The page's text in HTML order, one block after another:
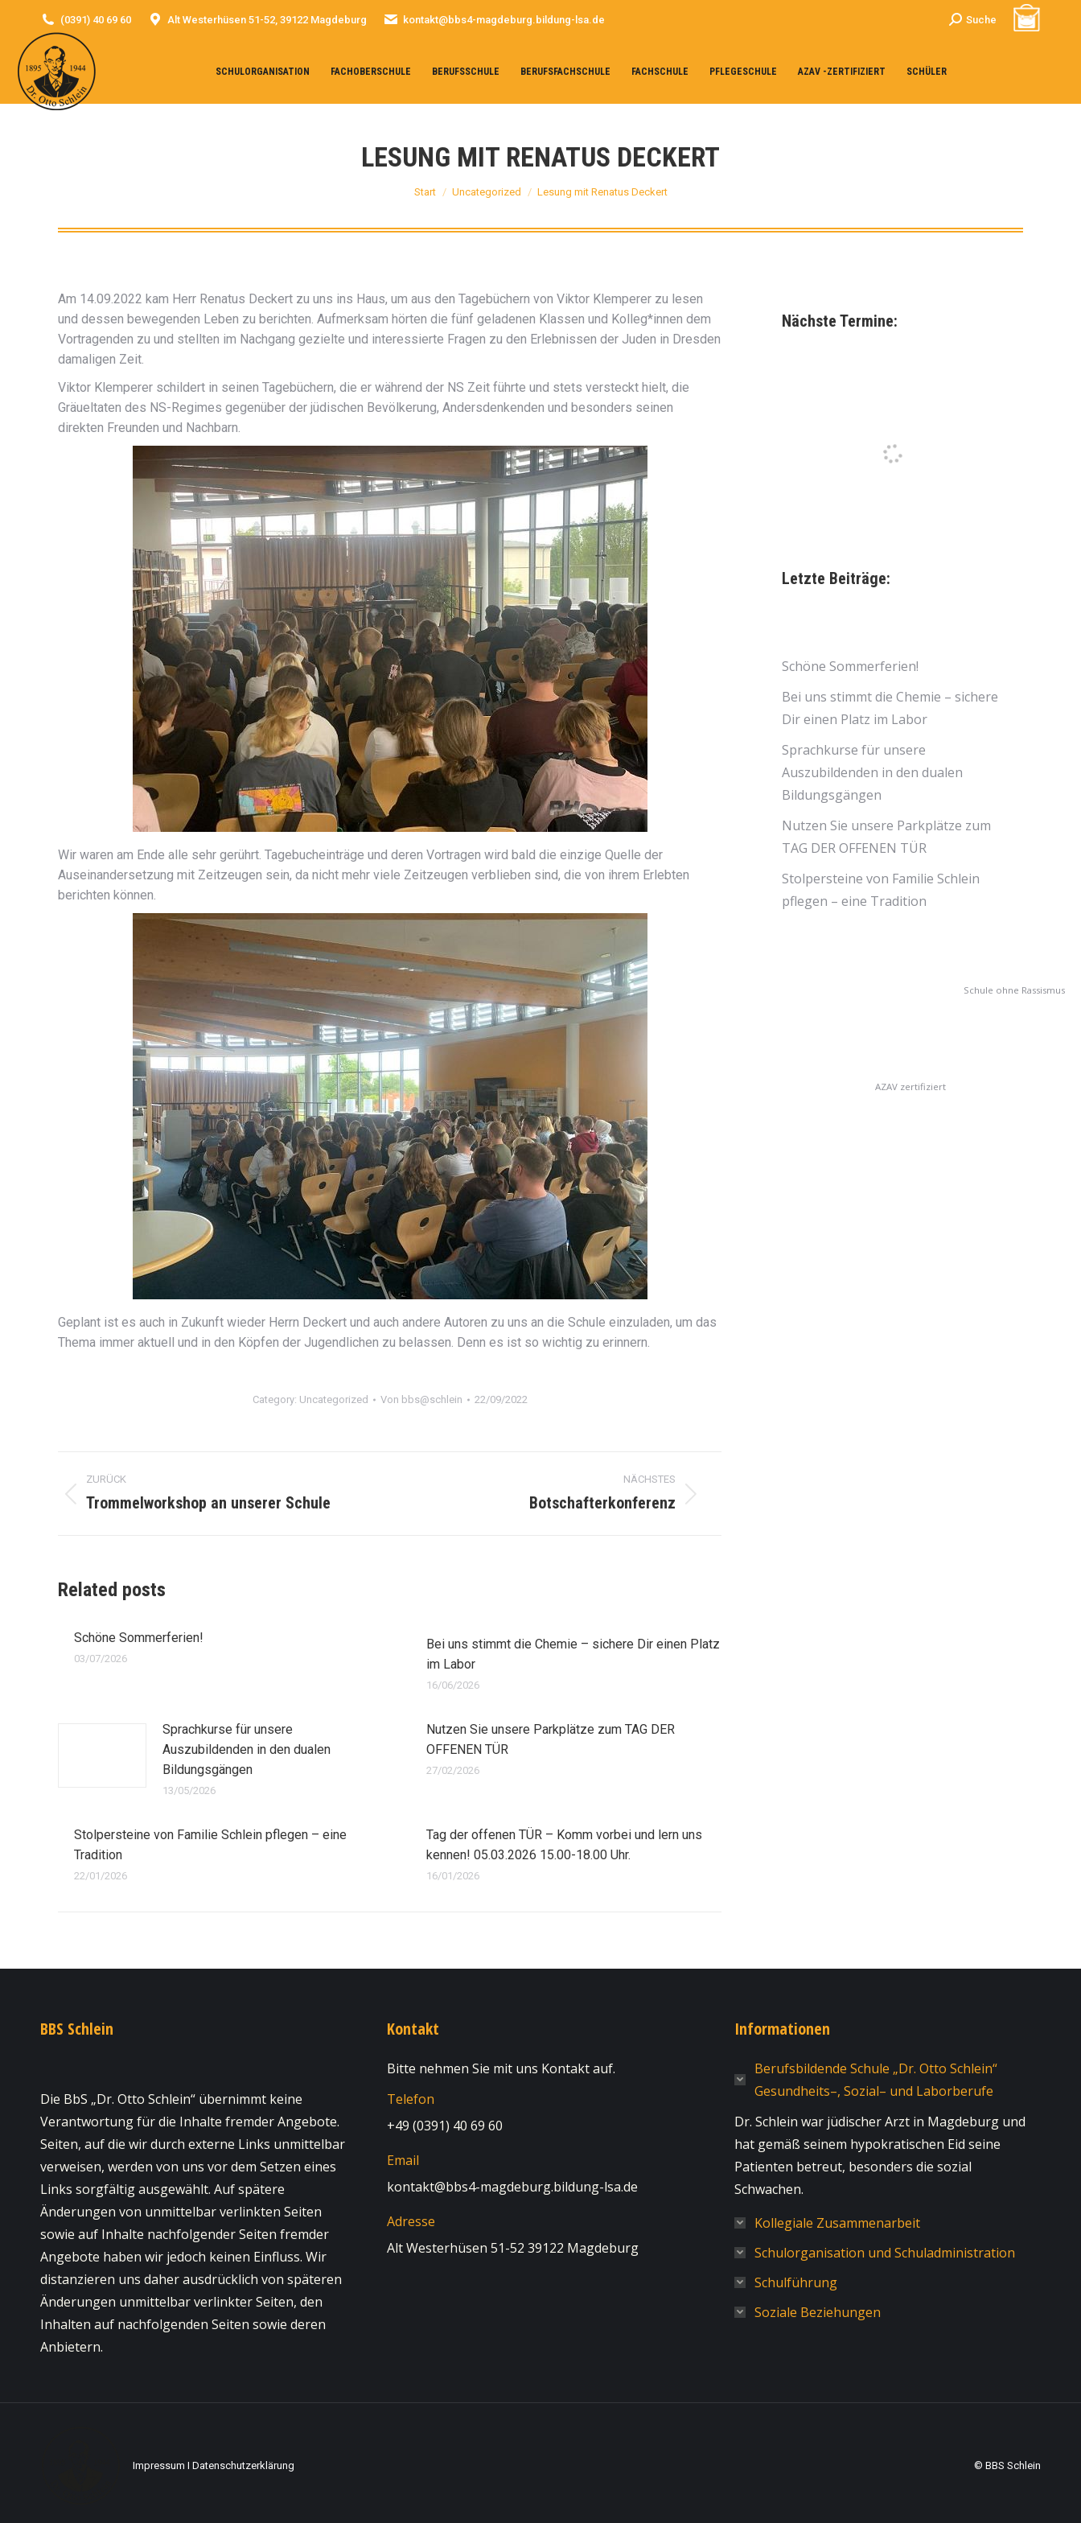
(0391) 40 69 60 Alt Westerhüsen 51-52, 39122 Magdeburg kontakt@bbs4-magdeburg.bildung-lsa.de Search:
Suche
SCHULORGANISATION FACHOBERSCHULE BERUFSSCHULE BERUFSFACHSCHULE FACHSCHULE PFLEGESCHULE AZAV -ZERTIFIZIERT SCHÜLER
LESUNG MIT RENATUS DECKERT
Sie befinden sich hier:
Start Uncategorized Lesung mit Renatus Deckert
Am 14.09.2022 kam Herr Renatus Deckert zu uns ins Haus, um aus den Tagebüchern von Viktor Klemperer zu lesen
und dessen bewegenden Leben zu berichten. Aufmerksam hörten die fünf geladenen Klassen und Kolleg*innen dem
Vortragenden zu und stellten im Nachgang gezielte und interessierte Fragen zu den Erlebnissen der Juden in Dresden
damaligen Zeit.
Viktor Klemperer schildert in seinen Tagebüchern, die er während der NS Zeit führte und stets versteckt hielt, die
Gräueltaten des NS-Regimes gegenüber der jüdischen Bevölkerung, Andersdenkenden und besonders seinen
direkten Freunden und Nachbarn.
Wir waren am Ende alle sehr gerührt. Tagebucheinträge und deren Vortragen wird bald die einzige Quelle der
Auseinandersetzung mit Zeitzeugen sein, da nicht mehr viele Zeitzeugen verblieben sind, die von ihrem Erlebten
berichten können.
Geplant ist es auch in Zukunft wieder Herrn Deckert und auch andere Autoren zu uns an die Schule einzuladen, um das
Thema immer aktuell und in den Köpfen der Jugendlichen zu belassen. Denn es ist so wichtig zu erinnern.
Category: Uncategorized Von bbs@schlein 22/09/2022
Kommentarnavigation
ZURÜCK
Vorheriger
Trommelworkshop an unserer Schule
NÄCHSTES
Botschafterkonferenz
Related posts
Schöne Sommerferien!
03/07/2026
Bei uns stimmt die Chemie – sichere Dir einen Platz
im Labor
16/06/2026
Sprachkurse für unsere
Auszubildenden in den dualen
Bildungsgängen
13/05/2026
Nutzen Sie unsere Parkplätze zum TAG DER
OFFENEN TÜR
27/02/2026
Stolpersteine von Familie Schlein pflegen – eine
Tradition
22/01/2026
Tag der offenen TÜR – Komm vorbei und lern uns
kennen! 05.03.2026 15.00-18.00 Uhr.
16/01/2026
Nächste Termine:
Letzte Beiträge:
Schöne Sommerferien!
Bei uns stimmt die Chemie – sichere
Dir einen Platz im Labor
Sprachkurse für unsere
Auszubildenden in den dualen
Bildungsgängen
Nutzen Sie unsere Parkplätze zum
TAG DER OFFENEN TÜR
Stolpersteine von Familie Schlein
pflegen – eine Tradition
Schule ohne Rassismus
AZAV zertifiziert
BBS Schlein
Die BbS „Dr. Otto Schlein“ übernimmt keine
Verantwortung für die Inhalte fremder Angebote.
Seiten, auf die wir durch externe Links unmittelbar
verweisen, werden von uns vor dem Setzen eines
Links sorgfältig ausgewählt. Auf spätere
Änderungen von unmittelbar verlinkten Seiten
sowie auf Inhalte nachfolgender Seiten fremder
Angebote haben wir jedoch keinen Einfluss. Wir
distanzieren uns daher ausdrücklich von späteren
Änderungen unmittelbar verlinkter Seiten, den
Inhalten auf nachfolgenden Seiten sowie deren
Anbietern.
Kontakt
Bitte nehmen Sie mit uns Kontakt auf.
Telefon
+49 (0391) 40 69 60
Email
kontakt@bbs4-magdeburg.bildung-lsa.de
Adresse
Alt Westerhüsen 51-52 39122 Magdeburg
Informationen
Berufsbildende Schule „Dr. Otto Schlein“
Gesundheits–, Sozial– und Laborberufe
Dr. Schlein war jüdischer Arzt in Magdeburg und
hat gemäß seinem hypokratischen Eid seine
Patienten betreut, besonders die sozial
Schwachen.
Kollegiale Zusammenarbeit
Schulorganisation und Schuladministration
Schulführung
Soziale Beziehungen
Impressum I Datenschutzerklärung © BBS Schlein